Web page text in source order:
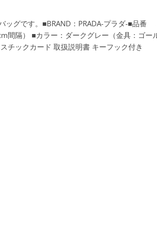
ッグです。■BRAND：PRADA-プラダ-■品番
隔） ■カラー：ダークグレー（金具：ゴ
ックカード 取扱説明書 キーフック付き